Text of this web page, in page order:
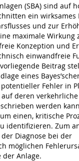
(SBA) sind auf
ein
und zur
maximale Wirkung
Konzeption und
einwandfreie
Beitrag
eines
Fehler in
auf deren verkehrliche
werden
einen, kritische
identifizieren. Zum
Diagnose bei der
möglichen
der Anlage.